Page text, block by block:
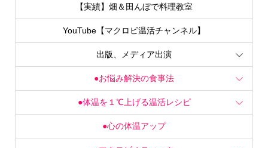
【実績】畑＆田んぼで料理教室
YouTube【マクロビ温活チャンネル】
出版、メディア出演
●お悩み解決の食事法
●体温を１℃上げる温活レシピ
●心の体温アップ